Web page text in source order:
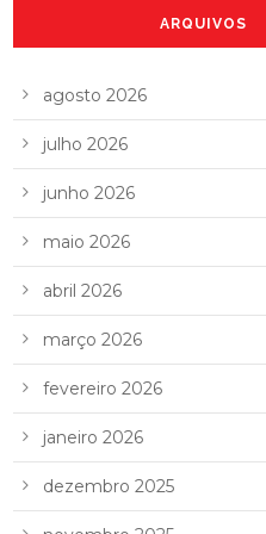
ARQUIVOS
agosto 2026
julho 2026
junho 2026
maio 2026
abril 2026
março 2026
fevereiro 2026
janeiro 2026
dezembro 2025